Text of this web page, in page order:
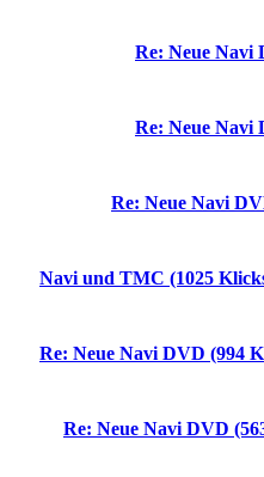
Re: Neue Navi
Re: Neue Navi
Re: Neue Navi
Navi und TMC (1025
Re: Neue Navi DVD (994
Re: Neue Navi DVD